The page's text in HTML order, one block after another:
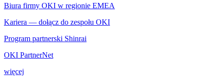
Biura firmy OKI w regionie EMEA
Kariera — dołącz do zespołu OKI
Program partnerski Shinrai
OKI PartnerNet
więcej